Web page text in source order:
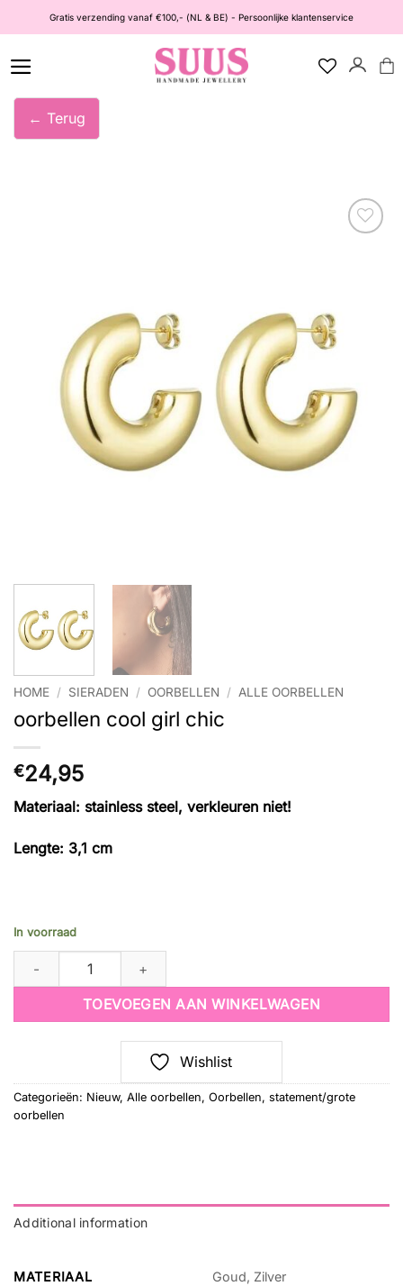
naar
inhoud
Gratis verzending vanaf €100,- (NL & BE) - Persoonlijke klantenservice
← Terug
HOME / SIERADEN / OORBELLEN / ALLE OORBELLEN
oorbellen cool girl chic
€24,95
Materiaal: stainless steel, verkleuren niet!
Lengte: 3,1 cm
In voorraad
TOEVOEGEN AAN WINKELWAGEN
Wishlist
Categorieën: Nieuw, Alle oorbellen, Oorbellen, statement/grote
oorbellen
Additional information
MATERIAAL Goud, Zilver